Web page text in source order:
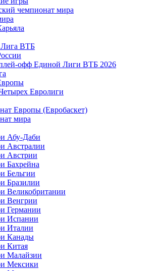
чемпионат мира
ВТБ
офф Единой Лиги ВТБ 2026
Евролиги
Европы (Евробаскет)
мира
Абу-Даби
Австралии
Австрии
Бахрейна
Бельгии
Бразилии
Великобритании
Венгрии
Германии
Испании
Италии
Канады
Китая
Малайзии
Мексики